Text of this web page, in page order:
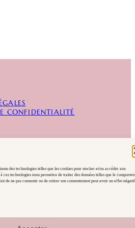
des technologies telles que les cookies pour stocker et/ou accéder aux
ces technologies nous permettra de traiter des données telles que le
de ne pas consentir ou de retirer son consentement peut avoir un effet
CONFIDENTIALITÉ